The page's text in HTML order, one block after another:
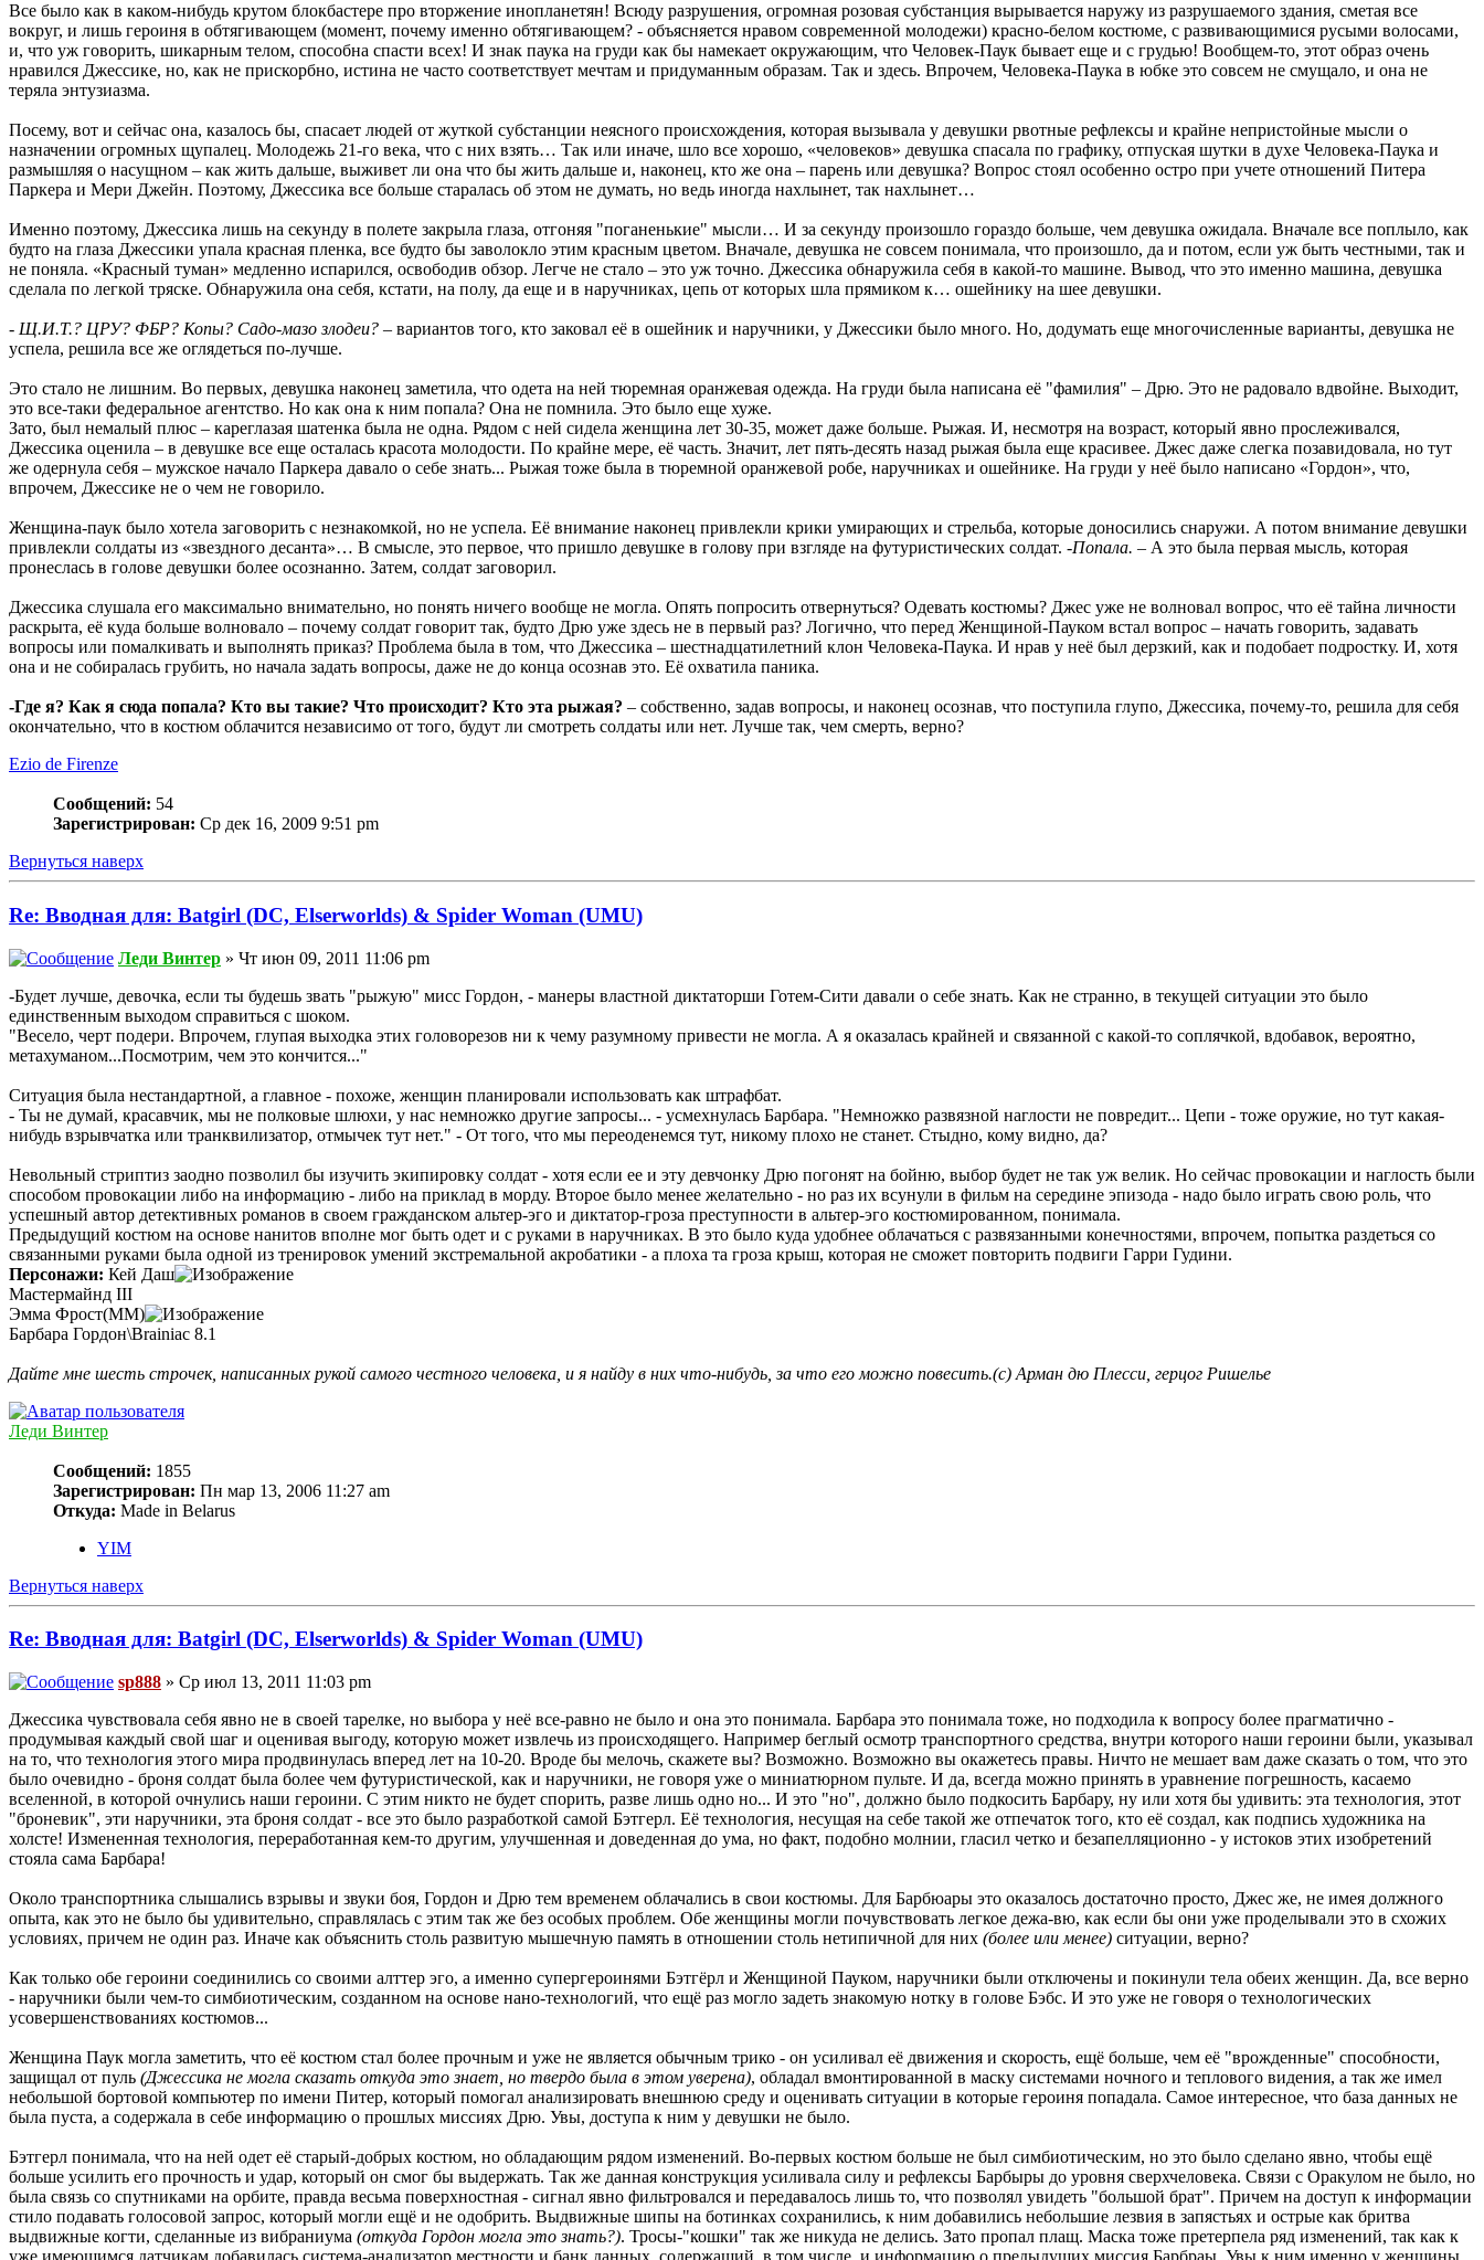
Все было как в каком-нибудь крутом блокбастере про вторжение инопланетян! Всюду разрушения, огромная розовая субстанция вырывается наружу из разрушаемого здания, сметая все
вокруг, и лишь героиня в обтягивающем (момент, почему именно обтягивающем? - объясняется нравом современной молодежи) красно-белом костюме, с развивающимися русыми волосами,
и, что уж говорить, шикарным телом, способна спасти всех! И знак паука на груди как бы намекает окружающим, что Человек-Паук бывает еще и с грудью! Вообщем-то, этот образ очень
нравился Джессике, но, как не прискорбно, истина не часто соответствует мечтам и придуманным образам. Так и здесь. Впрочем, Человека-Паука в юбке это совсем не смущало, и она не
теряла энтузиазма.
Посему, вот и сейчас она, казалось бы, спасает людей от жуткой субстанции неясного происхождения, которая вызывала у девушки рвотные рефлексы и крайне непристойные мысли о
назначении огромных щупалец. Молодежь 21-го века, что с них взять… Так или иначе, шло все хорошо, «человеков» девушка спасала по графику, отпуская шутки в духе Человека-Паука и
размышляя о насущном – как жить дальше, выживет ли она что бы жить дальше и, наконец, кто же она – парень или девушка? Вопрос стоял особенно остро при учете отношений Питера
Паркера и Мери Джейн. Поэтому, Джессика все больше старалась об этом не думать, но ведь иногда нахлынет, так нахлынет…
Именно поэтому, Джессика лишь на секунду в полете закрыла глаза, отгоняя "поганенькие" мысли… И за секунду произошло гораздо больше, чем девушка ожидала. Вначале все поплыло, как
будто на глаза Джессики упала красная пленка, все будто бы заволокло этим красным цветом. Вначале, девушка не совсем понимала, что произошло, да и потом, если уж быть честными, так и
не поняла. «Красный туман» медленно испарился, освободив обзор. Легче не стало – это уж точно. Джессика обнаружила себя в какой-то машине. Вывод, что это именно машина, девушка
сделала по легкой тряске. Обнаружила она себя, кстати, на полу, да еще и в наручниках, цепь от которых шла прямиком к… ошейнику на шее девушки.
- Щ.И.Т.? ЦРУ? ФБР? Копы? Садо-мазо злодеи? – вариантов того, кто заковал её в ошейник и наручники, у Джессики было много. Но, додумать еще многочисленные варианты, девушка не
успела, решила все же оглядеться по-лучше.
Это стало не лишним. Во первых, девушка наконец заметила, что одета на ней тюремная оранжевая одежда. На груди была написана её "фамилия" – Дрю. Это не радовало вдвойне. Выходит,
это все-таки федеральное агентство. Но как она к ним попала? Она не помнила. Это было еще хуже.
Зато, был немалый плюс – кареглазая шатенка была не одна. Рядом с ней сидела женщина лет 30-35, может даже больше. Рыжая. И, несмотря на возраст, который явно прослеживался,
Джессика оценила – в девушке все еще осталась красота молодости. По крайне мере, её часть. Значит, лет пять-десять назад рыжая была еще красивее. Джес даже слегка позавидовала, но тут
же одернула себя – мужское начало Паркера давало о себе знать... Рыжая тоже была в тюремной оранжевой робе, наручниках и ошейнике. На груди у неё было написано «Гордон», что,
впрочем, Джессике не о чем не говорило.
Женщина-паук было хотела заговорить с незнакомкой, но не успела. Её внимание наконец привлекли крики умирающих и стрельба, которые доносились снаружи. А потом внимание девушки
привлекли солдаты из «звездного десанта»… В смысле, это первое, что пришло девушке в голову при взгляде на футуристических солдат. -Попала. – А это была первая мысль, которая
пронеслась в голове девушки более осознанно. Затем, солдат заговорил.
Джессика слушала его максимально внимательно, но понять ничего вообще не могла. Опять попросить отвернуться? Одевать костюмы? Джес уже не волновал вопрос, что её тайна личности
раскрыта, её куда больше волновало – почему солдат говорит так, будто Дрю уже здесь не в первый раз? Логично, что перед Женщиной-Пауком встал вопрос – начать говорить, задавать
вопросы или помалкивать и выполнять приказ? Проблема была в том, что Джессика – шестнадцатилетний клон Человека-Паука. И нрав у неё был дерзкий, как и подобает подростку. И, хотя
она и не собиралась грубить, но начала задать вопросы, даже не до конца осознав это. Её охватила паника.
-Где я? Как я сюда попала? Кто вы такие? Что происходит? Кто эта рыжая? – собственно, задав вопросы, и наконец осознав, что поступила глупо, Джессика, почему-то, решила для себя
окончательно, что в костюм облачится независимо от того, будут ли смотреть солдаты или нет. Лучше так, чем смерть, верно?
Ezio de Firenze
Сообщений: 54
Зарегистрирован: Ср дек 16, 2009 9:51 pm
Вернуться наверх
Re: Вводная для: Batgirl (DC, Elserworlds) & Spider Woman (UMU)
Леди Винтер » Чт июн 09, 2011 11:06 pm
-Будет лучше, девочка, если ты будешь звать "рыжую" мисс Гордон, - манеры властной диктаторши Готем-Сити давали о себе знать. Как не странно, в текущей ситуации это было
единственным выходом справиться с шоком.
"Весело, черт подери. Впрочем, глупая выходка этих головорезов ни к чему разумному привести не могла. А я оказалась крайней и связанной с какой-то соплячкой, вдобавок, вероятно,
метахуманом...Посмотрим, чем это кончится..."
Ситуация была нестандартной, а главное - похоже, женщин планировали использовать как штрафбат.
- Ты не думай, красавчик, мы не полковые шлюхи, у нас немножко другие запросы... - усмехнулась Барбара. "Немножко развязной наглости не повредит... Цепи - тоже оружие, но тут какая-
нибудь взрывчатка или транквилизатор, отмычек тут нет." - От того, что мы переоденемся тут, никому плохо не станет. Стыдно, кому видно, да?
Невольный стриптиз заодно позволил бы изучить экипировку солдат - хотя если ее и эту девчонку Дрю погонят на бойню, выбор будет не так уж велик. Но сейчас провокации и наглость были
способом провокации либо на информацию - либо на приклад в морду. Второе было менее желательно - но раз их всунули в фильм на середине эпизода - надо было играть свою роль, что
успешный автор детективных романов в своем гражданском альтер-эго и диктатор-гроза преступности в альтер-эго костюмированном, понимала.
Предыдущий костюм на основе нанитов вполне мог быть одет и с руками в наручниках. В это было куда удобнее облачаться с развязанными конечностями, впрочем, попытка раздеться со
связанными руками была одной из тренировок умений экстремальной акробатики - а плоха та гроза крыш, которая не сможет повторить подвиги Гарри Гудини.
Персонажи: Кей Даш
Мастермайнд III
Эмма Фрост(MM)
Барбара Гордон\Brainiac 8.1
Дайте мне шесть строчек, написанных рукой самого честного человека, и я найду в них что-нибудь, за что его можно повесить.(c) Арман дю Плесси, герцог Ришелье
Леди Винтер
Сообщений: 1855
Зарегистрирован: Пн мар 13, 2006 11:27 am
Откуда: Made in Belarus
YIM
Вернуться наверх
Re: Вводная для: Batgirl (DC, Elserworlds) & Spider Woman (UMU)
sp888 » Ср июл 13, 2011 11:03 pm
Джессика чувствовала себя явно не в своей тарелке, но выбора у неё все-равно не было и она это понимала. Барбара это понимала тоже, но подходила к вопросу более прагматично -
продумывая каждый свой шаг и оценивая выгоду, которую может извлечь из происходящего. Например беглый осмотр транспортного средства, внутри которого наши героини были, указывал
на то, что технология этого мира продвинулась вперед лет на 10-20. Вроде бы мелочь, скажете вы? Возможно. Возможно вы окажетесь правы. Ничто не мешает вам даже сказать о том, что это
было очевидно - броня солдат была более чем футуристической, как и наручники, не говоря уже о миниатюрном пульте. И да, всегда можно принять в уравнение погрешность, касаемо
вселенной, в которой очнулись наши героини. С этим никто не будет спорить, разве лишь одно но... И это "но", должно было подкосить Барбару, ну или хотя бы удивить: эта технология, этот
"броневик", эти наручники, эта броня солдат - все это было разработкой самой Бэтгерл. Её технология, несущая на себе такой же отпечаток того, кто её создал, как подпись художника на
холсте! Измененная технология, переработанная кем-то другим, улучшенная и доведенная до ума, но факт, подобно молнии, гласил четко и безапелляционно - у истоков этих изобретений
стояла сама Барбара!
Около транспортника слышались взрывы и звуки боя, Гордон и Дрю тем временем облачались в свои костюмы. Для Барбюары это оказалось достаточно просто, Джес же, не имея должного
опыта, как это не было бы удивительно, справлялась с этим так же без особых проблем. Обе женщины могли почувствовать легкое дежа-вю, как если бы они уже проделывали это в схожих
условиях, причем не один раз. Иначе как объяснить столь развитую мышечную память в отношении столь нетипичной для них (более или менее) ситуации, верно?
Как только обе героини соединились со своими алттер эго, а именно супергероинями Бэтгёрл и Женщиной Пауком, наручники были отключены и покинули тела обеих женщин. Да, все верно
- наручники были чем-то симбиотическим, созданном на основе нано-технологий, что ещё раз могло задеть знакомую нотку в голове Бэбс. И это уже не говоря о технологических
усовершенствованиях костюмов...
Женщина Паук могла заметить, что её костюм стал более прочным и уже не является обычным трико - он усиливал её движения и скорость, ещё больше, чем её "врожденные" способности,
защищал от пуль (Джессика не могла сказать откуда это знает, но твердо была в этом уверена), обладал вмонтированной в маску системами ночного и теплового видения, а так же имел
небольшой бортовой компьютер по имени Питер, который помогал анализировать внешнюю среду и оценивать ситуации в которые героиня попадала. Самое интересное, что база данных не
была пуста, а содержала в себе информацию о прошлых миссиях Дрю. Увы, доступа к ним у девушки не было.
Бэтгерл понимала, что на ней одет её старый-добрых костюм, но обладающим рядом изменений. Во-первых костюм больше не был симбиотическим, но это было сделано явно, чтобы ещё
больше усилить его прочность и удар, который он смог бы выдержать. Так же данная конструкция усиливала силу и рефлексы Барбыры до уровня сверхчеловека. Связи с Оракулом не было, но
была связь со спутниками на орбите, правда весьма поверхностная - сигнал явно фильтровался и передавалось лишь то, что позволял увидеть "большой брат". Причем на доступ к информации
стило подавать голосовой запрос, который могли ещё и не одобрить. Выдвижные шипы на ботинках сохранились, к ним добавились небольшие лезвия в запястьях и острые как бритва
выдвижные когти, сделанные из вибраниума (откуда Гордон могла это знать?). Тросы-"кошки" так же никуда не делись. Зато пропал плащ. Маска тоже претерпела ряд изменений, так как к
уже имеющимся датчикам добавилась система-анализатор местности и банк данных, содержащий, в том числе, и информацию о предыдущих миссия Барбраы. Увы к ним именно у женщины